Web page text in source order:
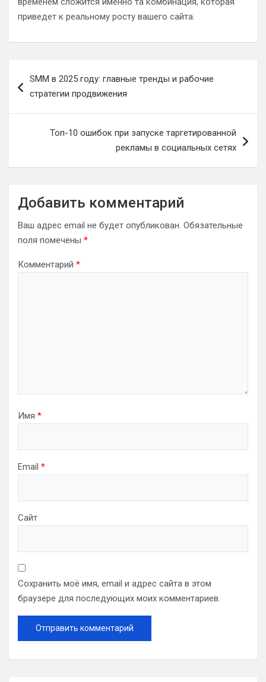
приведет к реальному росту вашего сайта.
по
SMM в 2025 году: главные тренды и рабочие
стратегии продвижения
Топ-10 ошибок при запуске таргетированной
рекламы в социальных сетях
Добавить комментарий
Ваш адрес email не будет опубликован. Обязательные
поля помечены *
Комментарий *
Имя *
Email *
Сайт
Сохранить моё имя, email и адрес сайта в этом
браузере для последующих моих комментариев.